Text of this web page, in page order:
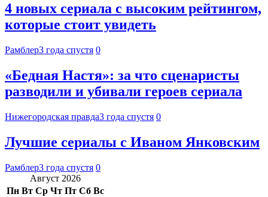
4 новых сериала с высоким рейтингом,
которые стоит увидеть
Рамблер3 года спустя 0
«Бедная Настя»: за что сценаристы
разводили и убивали героев сериала
Нижегородская правда3 года спустя 0
Лучшие сериалы с Иваном Янковским
Рамблер3 года спустя 0
Август 2026
Пн Вт Ср Чт Пт Сб Вс